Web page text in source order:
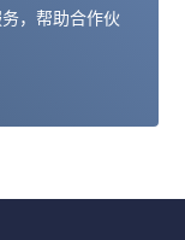
，帮助合作伙